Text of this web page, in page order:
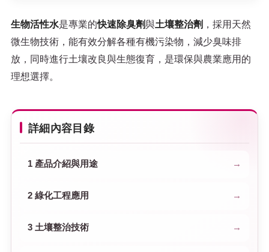
生物活性水是專業的快速除臭劑與土壤整治劑 ，採用天然
微生物技術，能有效分解各種有機污染物，減少臭味排
放，同時進行土壤改良與生態復育，是環保與農業應用的
理想選擇。
詳細內容目錄
1 產品介紹與用途
2 綠化工程應用
3 土壤整治技術